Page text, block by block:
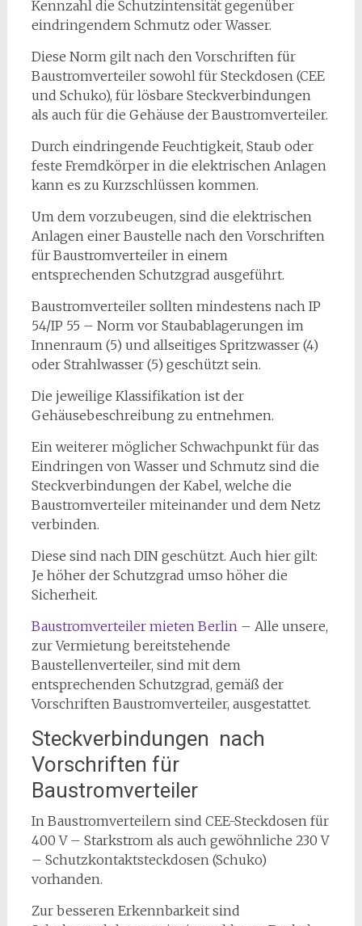
Kennzahl die Schutzintensität gegenüber
eindringendem Schmutz oder Wasser.
Diese Norm gilt nach den Vorschriften für
Baustromverteiler sowohl für Steckdosen (CEE
und Schuko), für lösbare Steckverbindungen
als auch für die Gehäuse der Baustromverteiler.
Durch eindringende Feuchtigkeit, Staub oder
feste Fremdkörper in die elektrischen Anlagen
kann es zu Kurzschlüssen kommen.
Um dem vorzubeugen, sind die elektrischen
Anlagen einer Baustelle nach den Vorschriften
für Baustromverteiler in einem
entsprechenden Schutzgrad ausgeführt.
Baustromverteiler sollten mindestens nach IP
54/IP 55 – Norm vor Staubablagerungen im
Innenraum (5) und allseitiges Spritzwasser (4)
oder Strahlwasser (5) geschützt sein.
Die jeweilige Klassifikation ist der
Gehäusebeschreibung zu entnehmen.
Ein weiterer möglicher Schwachpunkt für das
Eindringen von Wasser und Schmutz sind die
Steckverbindungen der Kabel, welche die
Baustromverteiler miteinander und dem Netz
verbinden.
Diese sind nach DIN geschützt. Auch hier gilt:
Je höher der Schutzgrad umso höher die
Sicherheit.
Baustromverteiler mieten Berlin– Alle unsere,
zur Vermietung bereitstehende
Baustellenverteiler, sind mit dem
entsprechenden Schutzgrad, gemäß der
Vorschriften Baustromverteiler, ausgestattet.
Steckverbindungen nach
Vorschriften für
Baustromverteiler
In Baustromverteilern sind CEE-Steckdosen für
400 V – Starkstrom als auch gewöhnliche 230 V
– Schutzkontaktsteckdosen (Schuko)
vorhanden.
Zur besseren Erkennbarkeit sind